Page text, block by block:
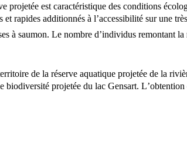
est caractéristique des conditions
rapides additionnés à l’accessibilité sur une
à saumon. Le nombre d’individus
de la réserve aquatique projetée de la
projetée du lac Gensart.